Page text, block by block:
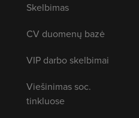
Skelbimas
CV duomenų bazė
VIP darbo skelbimai
Viešinimas soc.
tinkluose